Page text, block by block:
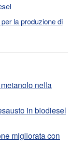
la produzione di
nella
in biodiesel
migliorata con